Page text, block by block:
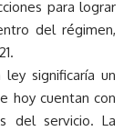
para lograr
del régimen,
significaría un
hoy cuentan con
del servicio. La